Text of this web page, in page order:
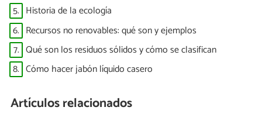
5. Historia de la ecología
6. Recursos no renovables: qué son y ejemplos
7. Qué son los residuos sólidos y cómo se clasifican
8. Cómo hacer jabón líquido casero
Artículos relacionados